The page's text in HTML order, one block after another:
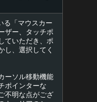
る「マウスカー
ザー、タッチポ
ていただき、ポ
し、選択してく
ーソル移動機能
ポインターな
不明な点がござ